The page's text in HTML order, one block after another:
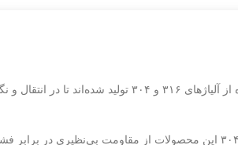
چفت البرز استیل به عنوان یکی از اتصالات مهم در صنایع غذایی و دارویی معرفی می‌شود.
چفت‌ها با سایزبندی متنوع در ابعاد مختلف تولید می‌شوند، به منظور تطبیق با نیازهای مختلف پروژه‌ها. آلیاژهای